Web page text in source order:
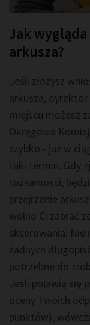
Jak
arkusza?
Jeśli złożysz
arkusza, dyrektor
miejscu możesz
Okręgowa
szybko - już w
taki termin. Gdy
tożsamości,
przejrzenie
wolno Ci zabrać
skserowania. Nie
żadnych
potrzebne do
Jeśli pojawią się
oceny Twoich
punktów),